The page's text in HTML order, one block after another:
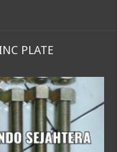
PLATE